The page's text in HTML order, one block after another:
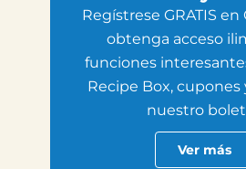
Regístrese GRATIS en
obtenga acceso
funciones
Recipe Box, cupones
nuestro
Ver más